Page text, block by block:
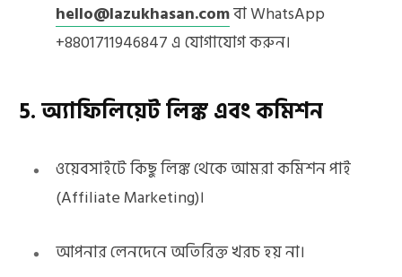
hello@lazukhasan.comবা WhatsApp
+8801711946847 এ যোগাযোগ করুন।
5. অ্যাফিলিয়েট লিঙ্ক এবং কমিশন
ওয়েবসাইটে কিছু লিঙ্ক থেকে আমরা কমিশন পাই
(Affiliate Marketing)।
আপনার লেনদেনে অতিরিক্ত খরচ হয় না।